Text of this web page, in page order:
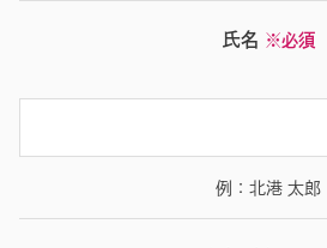
氏名 ※必須
例：北港 太郎